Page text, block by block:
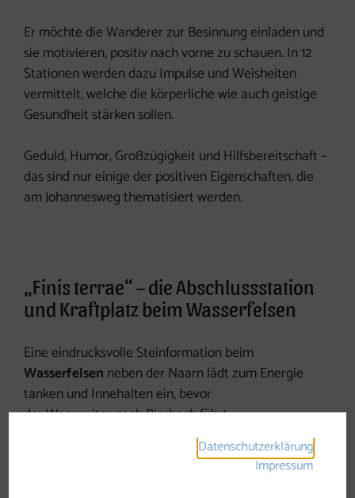
Er möchte die Wanderer zur Besinnung einladen und
sie motivieren, positiv nach vorne zu schauen. In 12
Stationen werden dazu Impulse und Weisheiten
vermittelt, welche die körperliche wie auch geistige
Gesundheit stärken sollen.
Geduld, Humor, Großzügigkeit und Hilfsbereitschaft –
das sind nur einige der positiven Eigenschaften, die
am Johannesweg thematisiert werden.
„Finis terrae“ – die Abschlussstation
und Kraftplatz beim Wasserfelsen
Eine eindrucksvolle Steinformation beim
Wasserfelsen neben der Naarn lädt zum Energie
tanken und Innehalten ein, bevor
der Weg weiter nach Pierbach führt.
Nach der Wanderung am Johannesweg kommt man
mit vielen Eindrücken zurück zum Ausgangspunkt.
Datenschutzerklärung
Impressum